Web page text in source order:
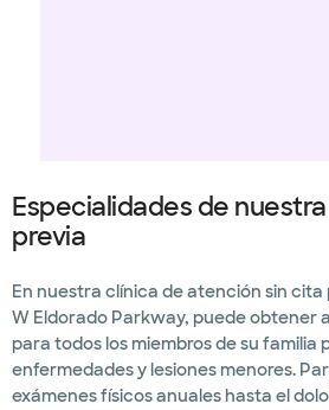
Especialidades de
previa
En nuestra clínica de atención sin cita
W Eldorado Parkway, puede obtener
para todos los miembros de su familia
enfermedades y lesiones menores.
exámenes físicos anuales hasta el